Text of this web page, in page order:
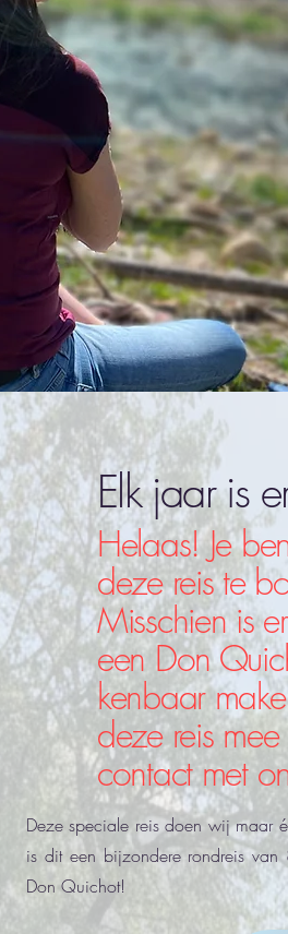
Elk jaar is
Helaas! Je
deze reis te
Misschien is
een Don
kenbaar
deze reis
contact met
Deze speciale reis doen wij maar
is dit een bijzondere rondreis
Don Quichot!